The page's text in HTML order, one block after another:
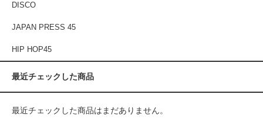
DISCO
JAPAN PRESS 45
HIP HOP45
最近チェックした商品
最近チェックした商品はまだありません。